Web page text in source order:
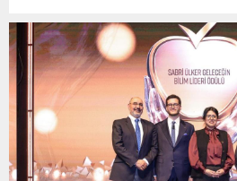
eylem planının detaylarını